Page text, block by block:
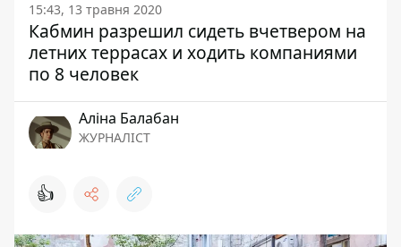
15:43, 13 травня 2020
Кабмин разрешил сидеть вчетвером на
летних террасах и ходить компаниями
по 8 человек
Аліна Балабан
ЖУРНАЛІСТ
👍